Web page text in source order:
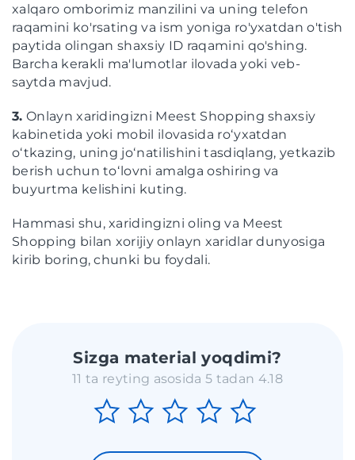
xalqaro omborimiz manzilini va uning telefon
raqamini ko'rsating va ism yoniga ro'yxatdan o'tish
paytida olingan shaxsiy ID raqamini qo'shing.
Barcha kerakli ma'lumotlar ilovada yoki veb-
saytda mavjud.
3. Onlayn xaridingizni Meest Shopping shaxsiy
kabinetida yoki mobil ilovasida roʻyxatdan
oʻtkazing, uning joʻnatilishini tasdiqlang, yetkazib
berish uchun toʻlovni amalga oshiring va
buyurtma kelishini kuting.
Hammasi shu, xaridingizni oling va Meest
Shopping bilan xorijiy onlayn xaridlar dunyosiga
kirib boring, chunki bu foydali.
Sizga material yoqdimi?
11 ta reyting asosida 5 tadan 4.18